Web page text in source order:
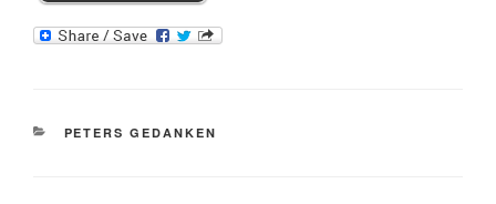
KATEGORIEN
PETERS GEDANKEN